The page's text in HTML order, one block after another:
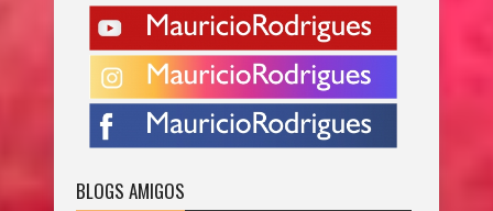
BLOGS AMIGOS